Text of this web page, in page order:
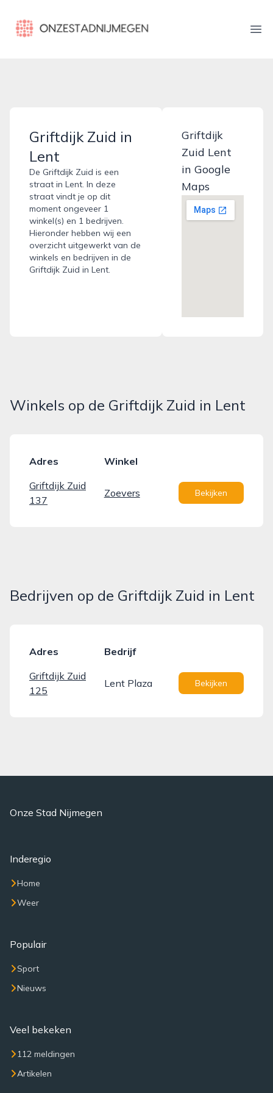
onzestadnijmegen.nl
Griftdijk Zuid in
Lent
De Griftdijk Zuid is een
straat in Lent. In deze
straat vindt je op dit
moment ongeveer 1
winkel(s) en 1 bedrijven.
Hieronder hebben wij een
overzicht uitgewerkt van de
winkels en bedrijven in de
Griftdijk Zuid in Lent.
Griftdijk
Zuid Lent
in Google
Maps
Winkels op de Griftdijk Zuid in Lent
Adres
Winkel
Griftdijk Zuid
137
Zoevers Bekijken
Bedrijven op de Griftdijk Zuid in Lent
Adres
Bedrijf
Griftdijk Zuid
125
Lent Plaza Bekijken
Onze Stad Nijmegen
Inderegio
Home
Weer
Populair
Sport
Nieuws
Veel bekeken
112 meldingen
Artikelen